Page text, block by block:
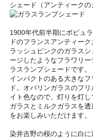
シェード（アンティークの
1900年代前半期にポピュ
ドのフランスアンティー
ラッシュピンクのガラス
ージしたようなフラワリ
ラスランプシェードです。
インパクトのある大きな
ド。オパリンガラスのフ
イト色なので、灯りを灯
ガラスとミルクガラスを
をお楽しみいただけます。
染井吉野の桜のように白